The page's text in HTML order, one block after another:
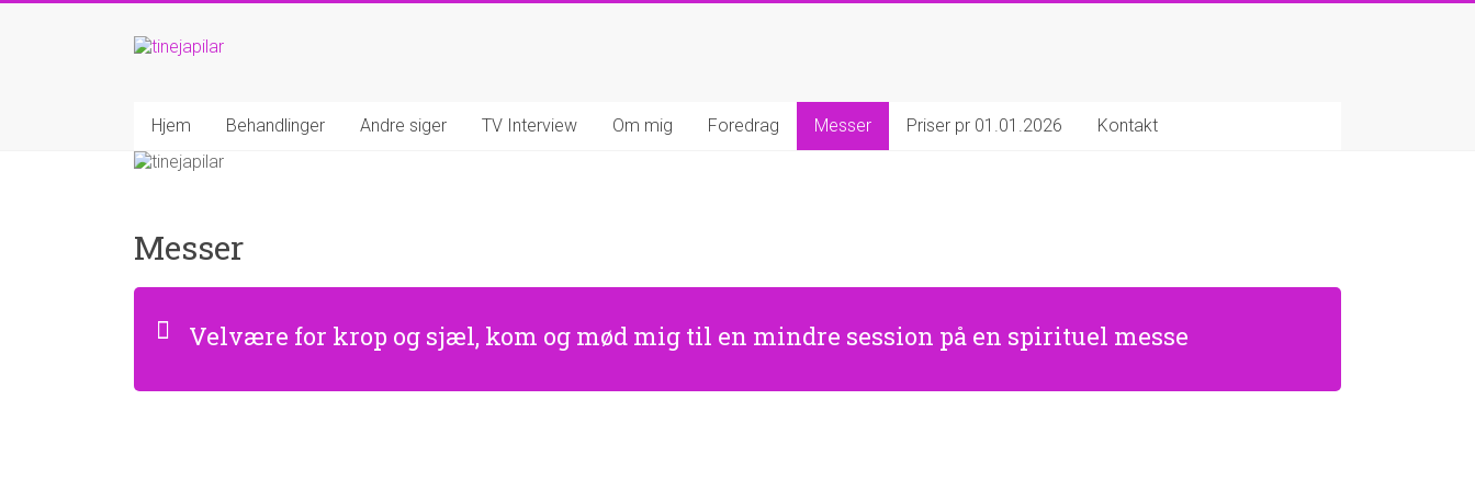
Hjem Behandlinger Andre siger TV Interview Om mig Foredrag Messer Priser pr 01.01.2026 Kontakt
Messer
Velvære for krop og sjæl, kom og mød mig til en mindre session på en spirituel messe